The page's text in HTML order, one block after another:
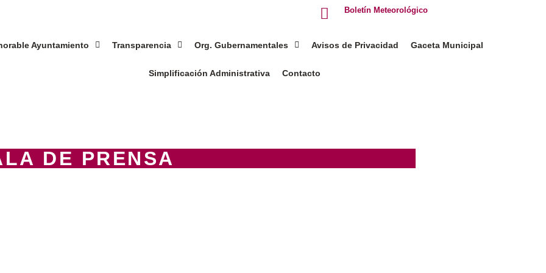
Boletín Meteorológico
Ayuntamiento Transparencia Org. Gubernamentales Avisos de Privacidad Gaceta Municipal
Simplificación Administrativa Contacto
DE PRENSA